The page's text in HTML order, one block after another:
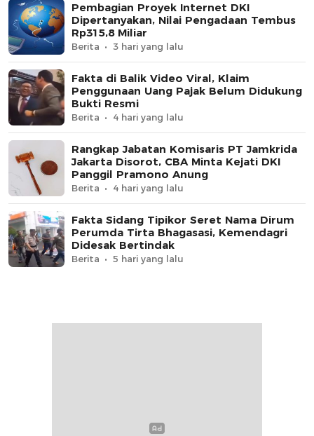
Pembagian Proyek Internet DKI
Dipertanyakan, Nilai Pengadaan Tembus
Rp315,8 Miliar
Berita 3 hari yang lalu
Fakta di Balik Video Viral, Klaim
Penggunaan Uang Pajak Belum Didukung
Bukti Resmi
Berita 4 hari yang lalu
Rangkap Jabatan Komisaris PT Jamkrida
Jakarta Disorot, CBA Minta Kejati DKI
Panggil Pramono Anung
Berita 4 hari yang lalu
Fakta Sidang Tipikor Seret Nama Dirum
Perumda Tirta Bhagasasi, Kemendagri
Didesak Bertindak
Berita 5 hari yang lalu